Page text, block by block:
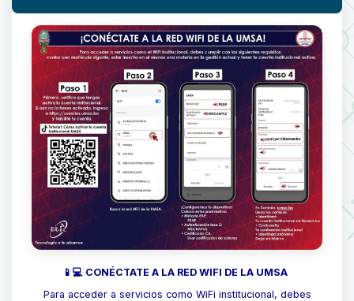
📱💻 CONÉCTATE A LA RED WIFI DE LA UMSA
Para acceder a servicios como WiFi institucional, debes